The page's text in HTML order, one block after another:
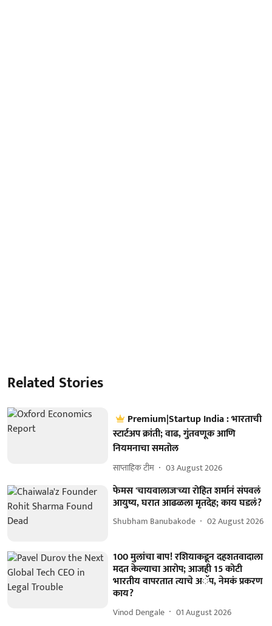
Related Stories
Premium|Startup India : भारताची
स्टार्टअप क्रांती; वाढ, गुंतवणूक आणि
नियमनाचा समतोल
साप्ताहिक टीम 03 August 2026
फेमस 'चायवालाज'च्या रोहित शर्मानं संपवलं
आयुष्य, घरात आढळला मृतदेह; काय घडलं?
Shubham Banubakode 02 August 2026
100 मुलांचा बाप! रशियाकडून दहशतवादाला
मदत केल्याचा आरोप; आजही 15 कोटी
भारतीय वापरतात त्याचे अॅप, नेमकं प्रकरण
काय?
Vinod Dengale 01 August 2026